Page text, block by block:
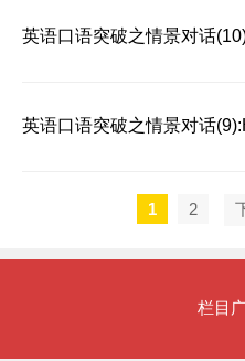
英语口语突破之情景对话
英语口语突破之情景对话
1 2
栏目